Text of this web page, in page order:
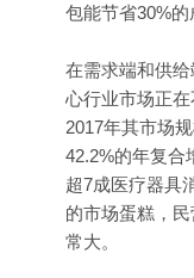
包能节省30%的
在需求端和供
心行业市场正
2017年其市场
42.2%的年复合
超7成医疗器具
的市场蛋糕，
常大。